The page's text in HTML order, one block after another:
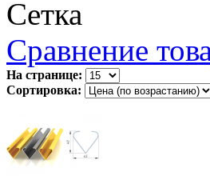
Сетка
Сравнение
На странице:
Сортировка: